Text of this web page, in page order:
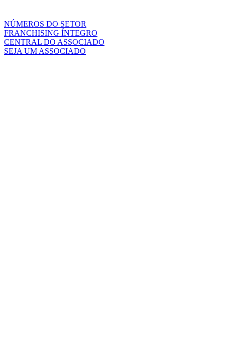
NÚMEROS DO SETOR
FRANCHISING ÍNTEGRO
CENTRAL DO ASSOCIADO
SEJA UM ASSOCIADO